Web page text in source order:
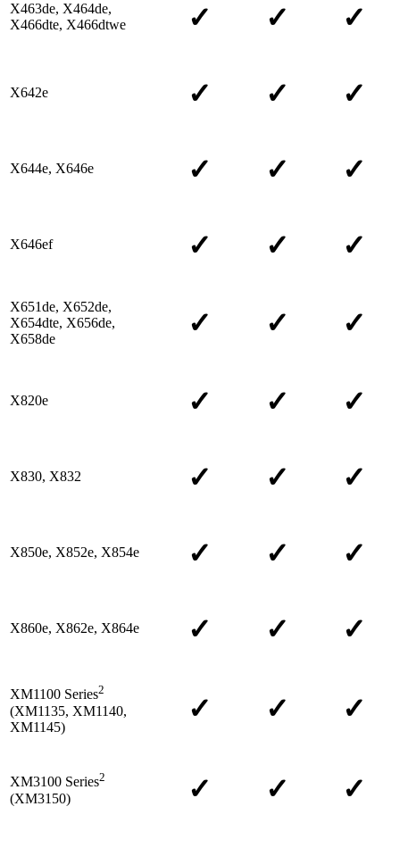
X463de, X464de,
X466dte, X466dtwe
✓ ✓ ✓
X642e ✓ ✓ ✓
X644e, X646e ✓ ✓ ✓
X646ef ✓ ✓ ✓
X651de, X652de,
X654dte, X656de,
X658de
✓ ✓ ✓
X820e ✓ ✓ ✓
X830, X832 ✓ ✓ ✓
X850e, X852e, X854e ✓ ✓ ✓
X860e, X862e, X864e ✓ ✓ ✓
XM1100 Series2
(XM1135, XM1140,
XM1145)
✓ ✓ ✓
XM3100 Series2
(XM3150) ✓ ✓ ✓